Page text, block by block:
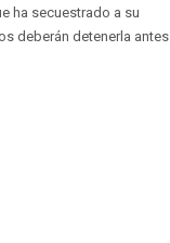
ha secuestrado a su
deberán detenerla antes